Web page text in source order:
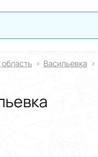
Васильевка